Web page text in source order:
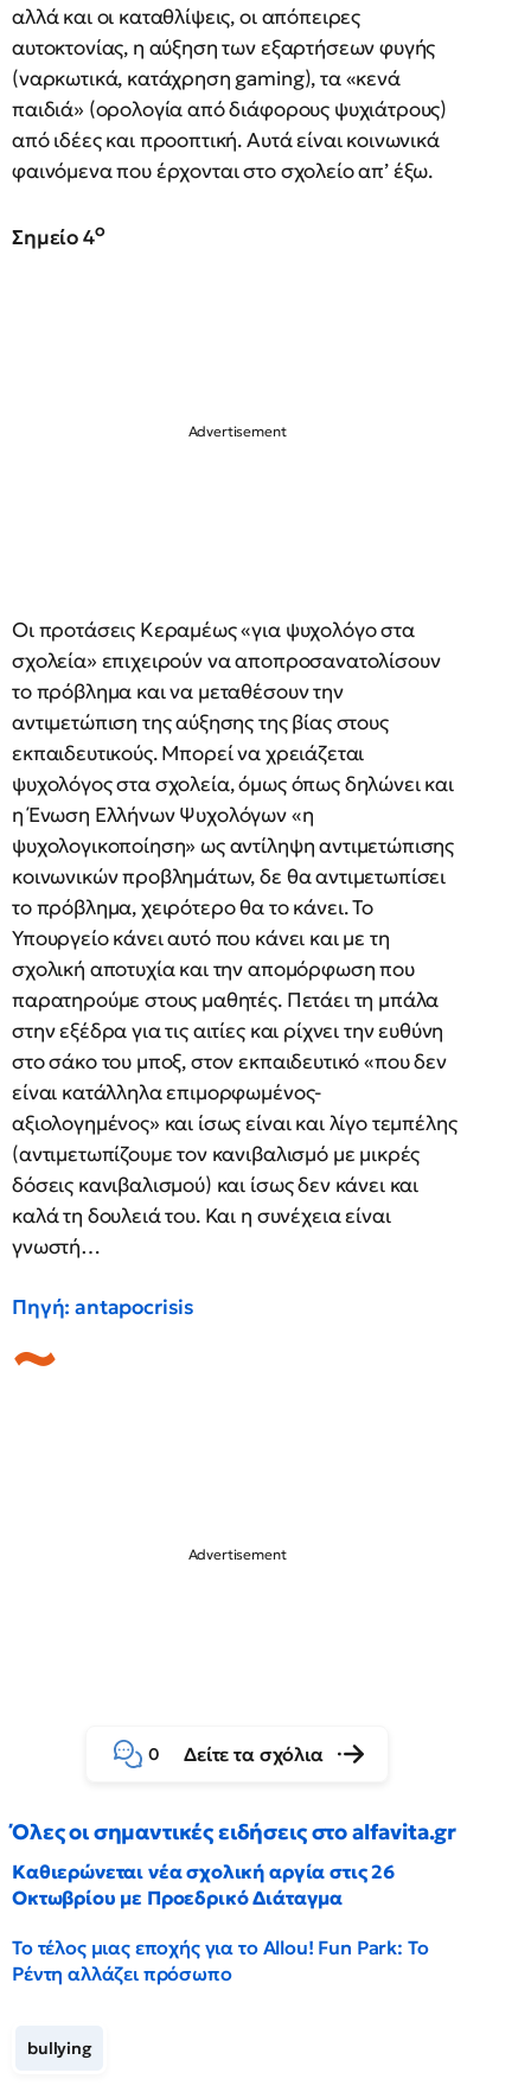
αλλά και οι καταθλίψεις, οι απόπειρες
αυτοκτονίας, η αύξηση των εξαρτήσεων φυγής
(ναρκωτικά, κατάχρηση gaming), τα «κενά
παιδιά» (ορολογία από διάφορους ψυχιάτρους)
από ιδέες και προοπτική. Αυτά είναι κοινωνικά
φαινόμενα που έρχονται στο σχολείο απ’ έξω.
Σημείο 4ο
Οι προτάσεις Κεραμέως «για ψυχολόγο στα
σχολεία» επιχειρούν να αποπροσανατολίσουν
το πρόβλημα και να μεταθέσουν την
αντιμετώπιση της αύξησης της βίας στους
εκπαιδευτικούς. Μπορεί να χρειάζεται
ψυχολόγος στα σχολεία, όμως όπως δηλώνει και
η Ένωση Ελλήνων Ψυχολόγων «η
ψυχολογικοποίηση» ως αντίληψη αντιμετώπισης
κοινωνικών προβλημάτων, δε θα αντιμετωπίσει
το πρόβλημα, χειρότερο θα το κάνει. Το
Υπουργείο κάνει αυτό που κάνει και με τη
σχολική αποτυχία και την απομόρφωση που
παρατηρούμε στους μαθητές. Πετάει τη μπάλα
στην εξέδρα για τις αιτίες και ρίχνει την ευθύνη
στο σάκο του μποξ, στον εκπαιδευτικό «που δεν
είναι κατάλληλα επιμορφωμένος-
αξιολογημένος» και ίσως είναι και λίγο τεμπέλης
(αντιμετωπίζουμε τον κανιβαλισμό με μικρές
δόσεις κανιβαλισμού) και ίσως δεν κάνει και
καλά τη δουλειά του. Και η συνέχεια είναι
γνωστή…
Πηγή: antapocrisis
0 Δείτε τα σχόλια
Όλες οι σημαντικές ειδήσεις στο alfavita.gr
Καθιερώνεται νέα σχολική αργία στις 26
Οκτωβρίου με Προεδρικό Διάταγμα
Το τέλος μιας εποχής για το Allou! Fun Park: Το
Ρέντη αλλάζει πρόσωπο
bullying